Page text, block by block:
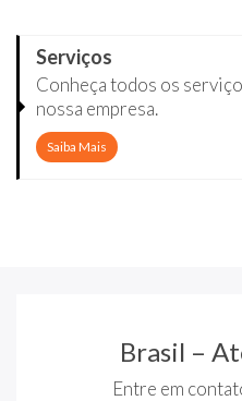
Serviços
Conheça todos os
nossa empresa.
Saiba Mais
Brasil –
Entre em